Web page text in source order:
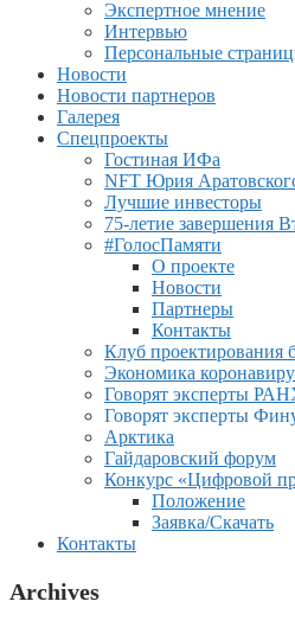
Экспертное мнение
Интервью
Персональные
Новости
Новости партнеров
Галерея
Спецпроекты
Гостиная ИФа
NFT Юрия
Лучшие инвесторы
75-летие завершения
#ГолосПамяти
О проекте
Новости
Партнеры
Контакты
Клуб проектирования
Экономика
Говорят эксперты
Говорят эксперты
Арктика
Гайдаровский форум
Конкурс «Цифровой
Положение
Заявка/Скачать
Контакты
Archives